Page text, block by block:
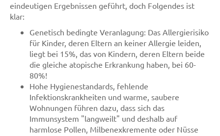
eindeutigen Ergebnissen geführt, doch Folgendes ist
klar:
Genetisch bedingte Veranlagung: Das Allergierisiko
für Kinder, deren Eltern an keiner Allergie leiden,
liegt bei 15%, das von Kindern, deren Eltern beide
die gleiche atopische Erkrankung haben, bei 60-
80%!
Hohe Hygienestandards, fehlende
Infektionskrankheiten und warme, saubere
Wohnungen führen dazu, dass sich das
Immunsystem "langweilt" und deshalb auf
harmlose Pollen, Milbenexkremente oder Nüsse